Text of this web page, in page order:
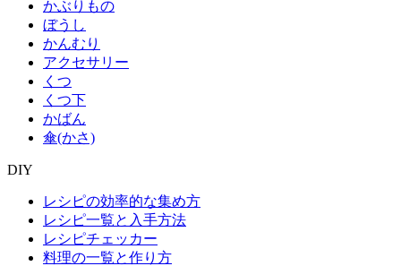
かぶりもの
ぼうし
かんむり
アクセサリー
くつ
くつ下
かばん
傘(かさ)
DIY
レシピの効率的な集め方
レシピ一覧と入手方法
レシピチェッカー
料理の一覧と作り方